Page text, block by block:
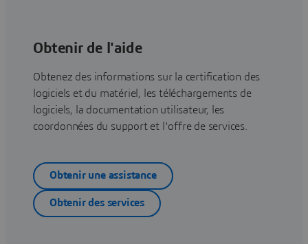
Obtenir de l'aide
Obtenez des informations sur la certification des
logiciels et du matériel, les téléchargements de
logiciels, la documentation utilisateur, les
coordonnées du support et l'offre de services.
Obtenir une assistance
Obtenir des services